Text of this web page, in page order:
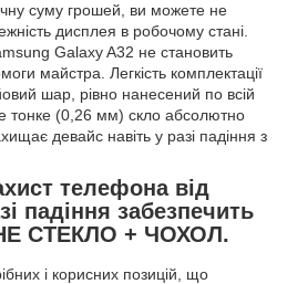
суму грошей, ви можете не
дисплея в робочому стані.
Galaxy A32 не становить
майстра. Легкість комплектації
шар, рівно нанесений по всій
тонке (0,26 мм) скло абсолютно
девайс навіть у разі падіння з
телефона від
падіння забезпечить
СТЕКЛО + ЧОХОЛ.
і корисних позицій, що